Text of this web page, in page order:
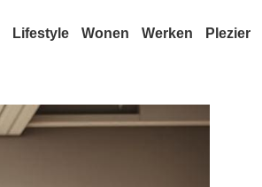
Lifestyle Wonen Werken Plezier